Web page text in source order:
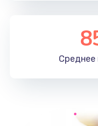
Среднее